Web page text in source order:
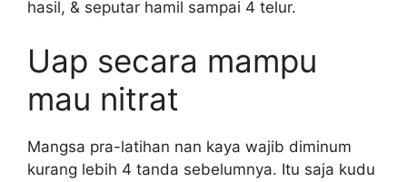
hasil, & seputar hamil sampai 4 telur.
Uap secara mampu
mau nitrat
Mangsa pra-latihan nan kaya wajib diminum
kurang lebih 4 tanda sebelumnya. Itu saja kudu